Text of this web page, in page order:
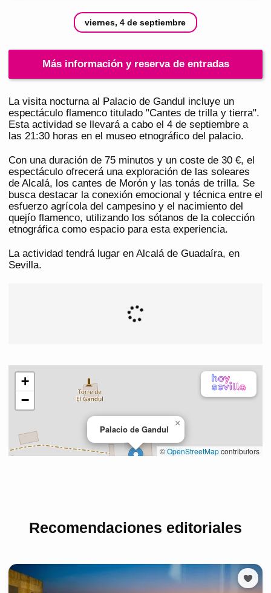
viernes, 4 de septiembre
Más información y reserva de entradas
La visita nocturna al Palacio de Gandul incluye un
espectáculo flamenco titulado "Cantes de trilla y tierra".
Esta actividad se llevará a cabo el 4 de septiembre a
las 21:30 horas en el museo etnográfico del palacio.
Con una duración de 75 minutos y un coste de 30 €, el
espectáculo ofrecerá una exploración de las soleares
de Alcalá, los cantes de Morón y las tonás de trilla. Se
busca destacar la conexión emocional y técnica entre el
esfuerzo agrícola del campesino y el nacimiento del
quejío flamenco, utilizando los sótanos de la colección
etnográfica como espacio para esta experiencia.
La actividad tendrá lugar en Alcalá de Guadaíra, en
Sevilla.
Recomendaciones editoriales